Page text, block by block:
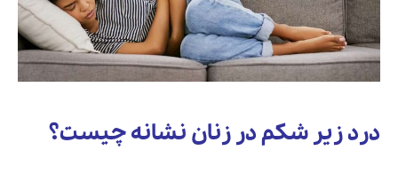
درد زیر شکم در زنان نشانه چیست؟